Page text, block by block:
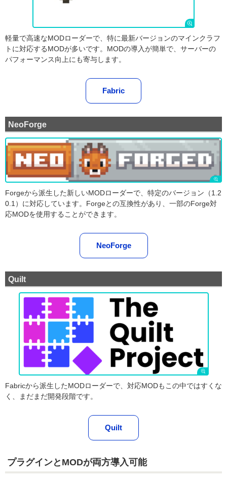
軽量で高速なMODローダーで、特に最新バージョンのマインクラフ
トに対応するMODが多いです。MODの導入が簡単で、サーバーの
パフォーマンス向上にも寄与します。
Fabric
NeoForge
Forgeから派生した新しいMODローダーで、特定のバージョン（1.2
0.1）に対応しています。Forgeとの互換性があり、一部のForge対
応MODを使用することができます。
NeoForge
Quilt
Fabricから派生したMODローダーで、対応MODもこの中ではすくな
く、まだまだ開発段階です。
Quilt
プラグインとMODが両方導入可能